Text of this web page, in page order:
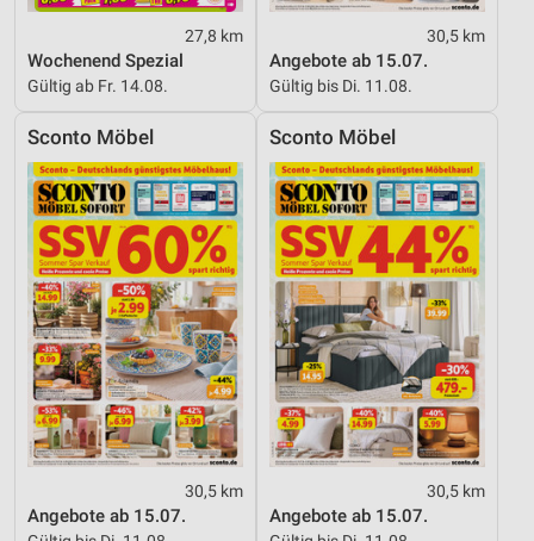
27,8 km
Wochenend Spezial
Gültig ab Fr. 14.08.
30,5 km
Angebote ab 15.07.
Gültig bis Di. 11.08.
Sconto Möbel
30,5 km
Angebote ab 15.07.
Sconto Möbel
30,5 km
Angebote ab 15.07.